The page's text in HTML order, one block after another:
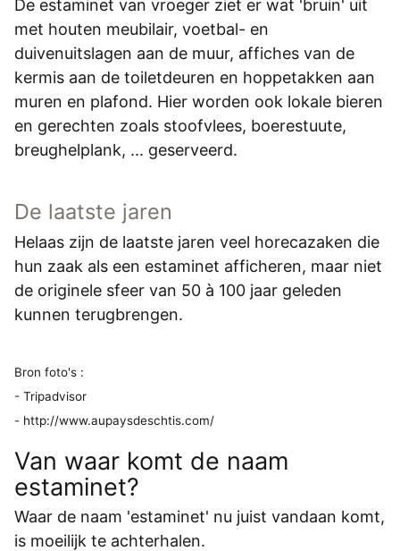
De estaminet van vroeger ziet er wat 'bruin' uit
met houten meubilair, voetbal- en
duivenuitslagen aan de muur, affiches van de
kermis aan de toiletdeuren en hoppetakken aan
muren en plafond. Hier worden ook lokale bieren
en gerechten zoals stoofvlees, boerestuute,
breughelplank, ... geserveerd.
De laatste jaren
Helaas zijn de laatste jaren veel horecazaken die
hun zaak als een estaminet afficheren, maar niet
de originele sfeer van 50 à 100 jaar geleden
kunnen terugbrengen.
Bron foto's :
- Tripadvisor
- http://www.aupaysdeschtis.com/
Van waar komt de naam
estaminet?
Waar de naam 'estaminet' nu juist vandaan komt,
is moeilijk te achterhalen.